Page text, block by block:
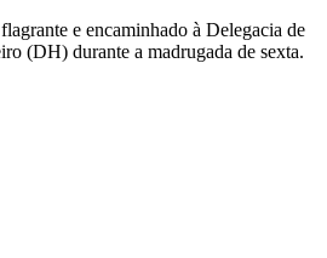
e encaminhado à Delegacia de
(DH) durante a madrugada de sexta.